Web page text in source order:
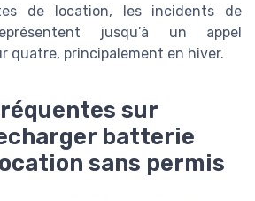
de location, les incidents de
jusqu’à un appel
quatre, principalement en hiver.
sur
batterie
sans permis